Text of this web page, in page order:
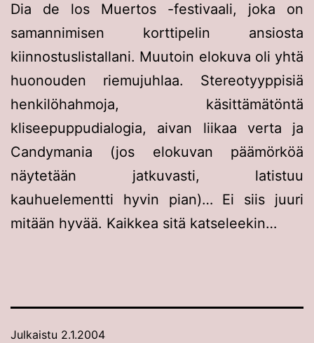
Dia de los Muertos -festivaali, joka on
samannimisen korttipelin ansiosta
kiinnostuslistallani. Muutoin elokuva oli yhtä
huonouden riemujuhlaa. Stereotyyppisiä
henkilöhahmoja, käsittämätöntä
kliseepuppudialogia, aivan liikaa verta ja
Candymania (jos elokuvan päämörköä
näytetään jatkuvasti, latistuu
kauhuelementti hyvin pian)… Ei siis juuri
mitään hyvää. Kaikkea sitä katseleekin…
Julkaistu 2.1.2004